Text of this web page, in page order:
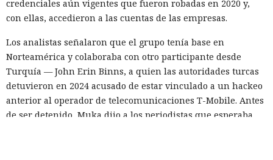
credenciales aún vigentes que fueron robadas en 2020 y,
con ellas, accedieron a las cuentas de las empresas.
Los analistas señalaron que el grupo tenía base en
Norteamérica y colaboraba con otro participante desde
Turquía — John Erin Binns, a quien las autoridades turcas
detuvieron en 2024 acusado de estar vinculado a un hackeo
anterior al operador de telecomunicaciones T-Mobile. Antes
de ser detenido, Muka dijo a los periodistas que esperaba